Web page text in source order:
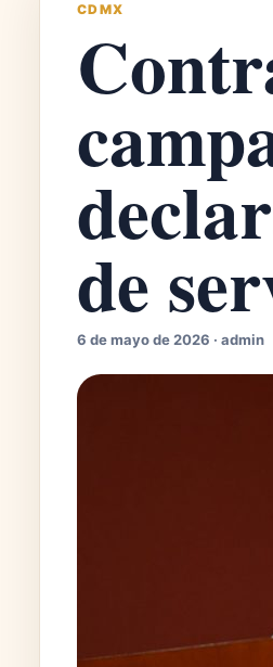
CDMX
de
6 de mayo de 2026 · admin